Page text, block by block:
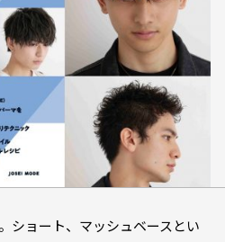
ショート、マッシュベースとい